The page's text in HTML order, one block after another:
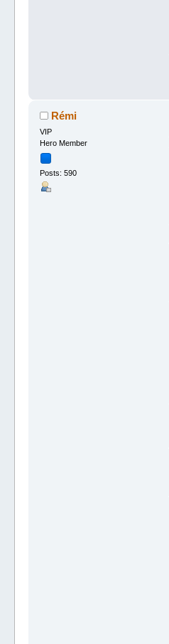
Rémi
VIP
Hero Member
Posts: 590